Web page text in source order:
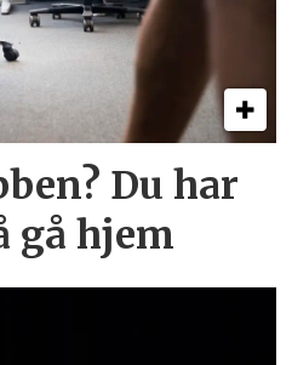
Du har
gå hjem